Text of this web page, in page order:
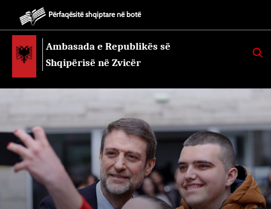
Përfaqësitë shqiptare në botë
Ambasada e Republikës së
Shqipërisë në Zvicër
K
E